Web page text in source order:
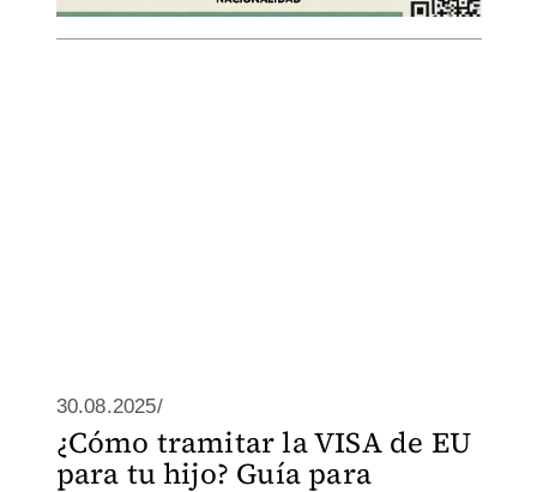
30.08.2025/
¿Cómo tramitar la VISA de EU
para tu hijo? Guía para